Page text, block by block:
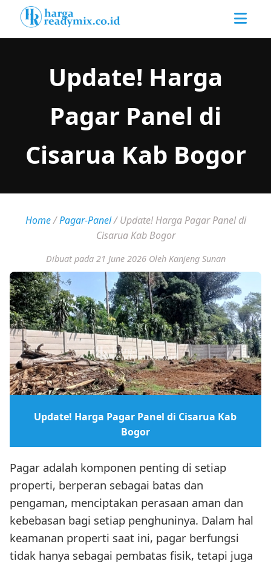
Update! Harga
Pagar Panel di
Cisarua Kab Bogor
Home/Pagar-Panel/Update! Harga Pagar Panel di
Cisarua Kab Bogor
Dibuat pada 21 June 2026 Oleh Kanjeng Sunan
Update! Harga Pagar Panel di Cisarua Kab
Bogor
Pagar adalah komponen penting di setiap
properti, berperan sebagai batas dan
pengaman, menciptakan perasaan aman dan
kebebasan bagi setiap penghuninya. Dalam hal
keamanan properti saat ini, pagar berfungsi
tidak hanya sebagai pembatas fisik, tetapi juga